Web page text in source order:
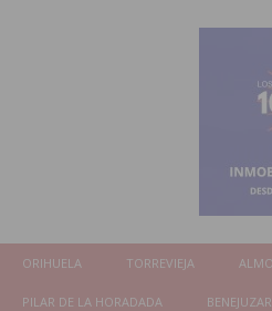
ORIHUELA TORREVIEJA
PILAR DE LA HORADADA BENEJUZAR